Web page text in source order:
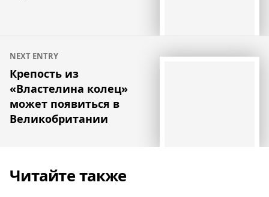
NEXT ENTRY
Крепость из
«Властелина колец»
может появиться в
Великобритании
Читайте также